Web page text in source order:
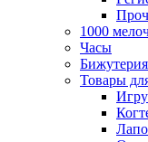
1000
Часы
Бижутерия
Товары